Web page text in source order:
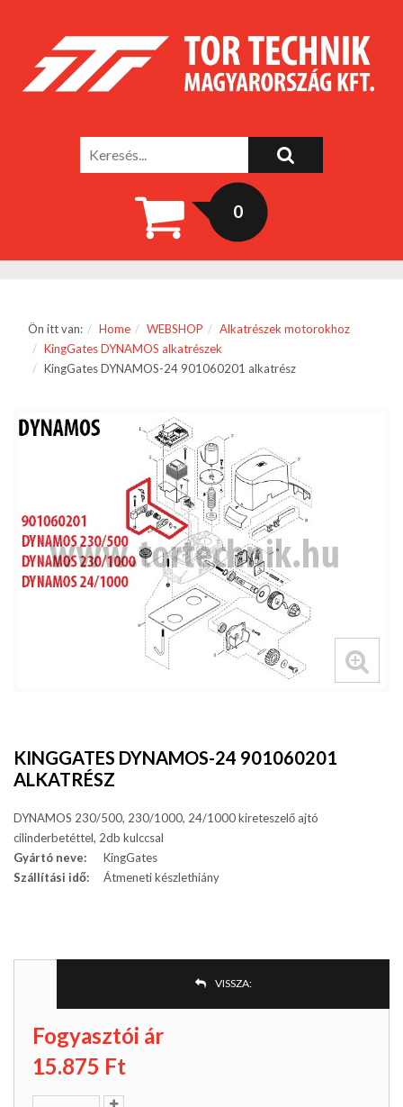
0
Ön itt van: Home WEBSHOP
Alkatrészek motorokhoz
KingGates DYNAMOS alkatrészek
KingGates DYNAMOS-24 901060201 alkatrész
KINGGATES DYNAMOS-24 901060201
ALKATRÉSZ
DYNAMOS 230/500, 230/1000, 24/1000 kireteszelő ajtó
cilinderbetéttel, 2db kulccsal
Gyártó neve:
KingGates
Szállítási idő:
Átmeneti készlethiány
VISSZA:
Fogyasztói ár
15.875 Ft